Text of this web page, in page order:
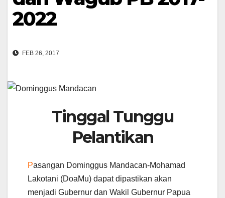
2022
FEB 26, 2017
Tinggal Tunggu
Pelantikan
Pasangan Dominggus Mandacan-Mohamad
Lakotani (DoaMu) dapat dipastikan akan
menjadi Gubernur dan Wakil Gubernur Papua